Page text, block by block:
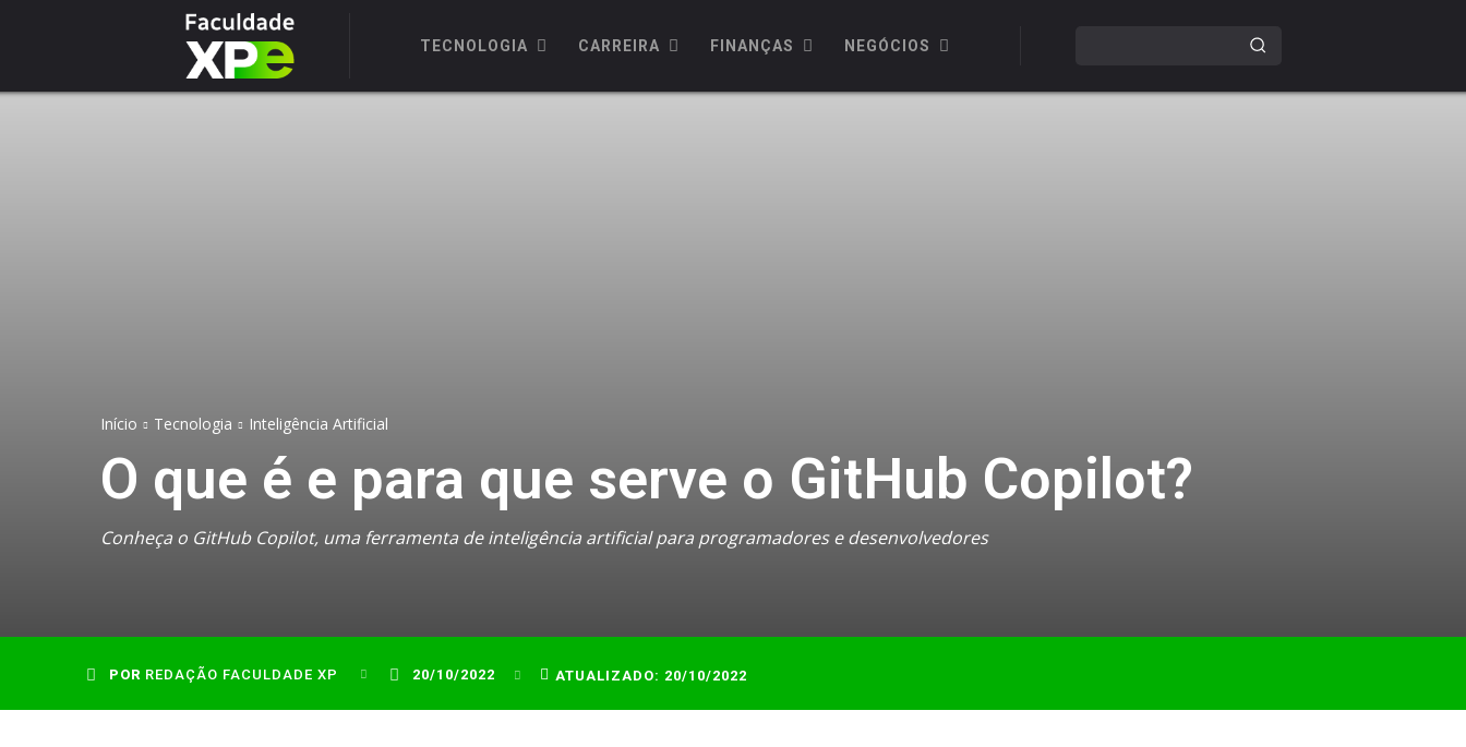
TECNOLOGIA CARREIRA FINANÇAS NEGÓCIOS
Início Tecnologia Inteligência Artificial
O que é e para que serve o GitHub Copilot?
Conheça o GitHub Copilot, uma ferramenta de inteligência artificial para programadores e desenvolvedores
POR REDAÇÃO FACULDADE XP 20/10/2022 ATUALIZADO: 20/10/2022